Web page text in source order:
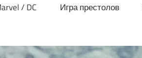
/ DC Игра престолов